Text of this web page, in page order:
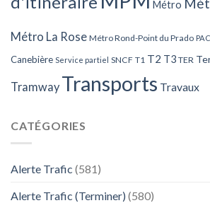
Métro
Métro La Rose Métro Rond-Point du Prado
Canebière Service partiel SNCF T1 T2 T3 TER
Tramway Transports Travaux
CATÉGORIES
Alerte Trafic (581)
Alerte Trafic (Terminer) (580)